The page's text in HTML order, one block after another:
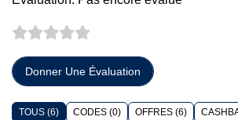
Donner Une Évaluation
TOUS (6) CODES (0) OFFRES (6)